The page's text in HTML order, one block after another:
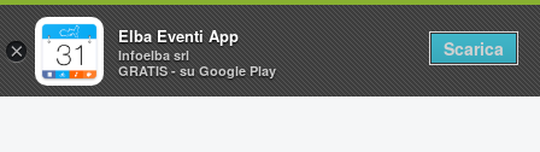
Home
×
Elba Eventi App
Infoelba srl
GRATIS - su Google Play
Scarica